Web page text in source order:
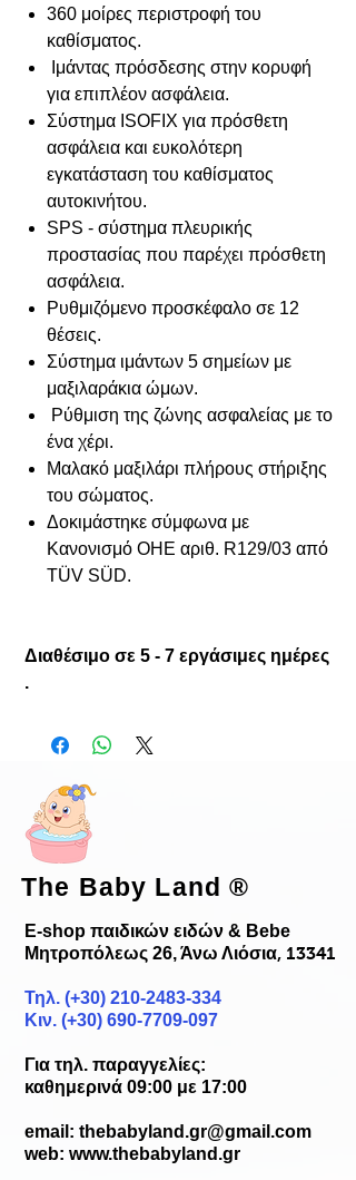
360 μοίρες περιστροφή του
καθίσματος.
Ιμάντας πρόσδεσης στην κορυφή
για επιπλέον ασφάλεια.
Σύστημα ISOFIX για πρόσθετη
ασφάλεια και ευκολότερη
εγκατάσταση του καθίσματος
αυτοκινήτου.
SPS - σύστημα πλευρικής
προστασίας που παρέχει πρόσθετη
ασφάλεια.
Ρυθμιζόμενο προσκέφαλο σε 12
θέσεις.
Σύστημα ιμάντων 5 σημείων με
μαξιλαράκια ώμων.
Ρύθμιση της ζώνης ασφαλείας με το
ένα χέρι.
Μαλακό μαξιλάρι πλήρους στήριξης
του σώματος.
Δοκιμάστηκε σύμφωνα με
Κανονισμό ΟΗΕ αριθ. R129/03 από
TÜV SÜD.
Διαθέσιμο σε 5 - 7 εργάσιμες ημέρες
.
The Baby Land®
E-shop παιδικών ειδών & Bebe
Μητροπόλεως 26, Άνω Λιόσια, 13341
Τηλ. (+30) 210-2483-334
Κιν. (+30) 690-7709-097
Για τηλ. παραγγελίες:
καθημερινά 09:00 με 17:00
email: thebabyland.gr@gmail.com
web: www.thebabyland.gr